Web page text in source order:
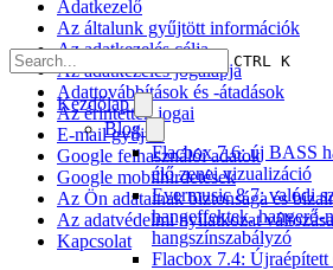
CTRL K
Kezdőlap
Blog
Flacbox 7.6: új BASS
élő zenei vizualizáció
Evermusic 8.7: valódi
hangeffektek, hangerő-
hangszínszabályzó
Flacbox 7.4:
Adatkezelő
Az általunk gyűjtött információk
Az adatkezelés célja
Az adatkezelés jogalapja
Adattovábbítások és -átadások
Az érintettek jogai
E-mail gyűjtés
Google felhasználói adatok
Google mobilhirdetések
Az Ön adatainak biztonsága és
Az adatvédelmi nyilatkozat
Kapcsolat